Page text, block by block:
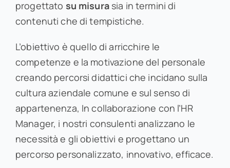
progettato su misurasia in termini di
contenuti che di tempistiche.
L’obiettivo è quello di arricchire le
competenze e la motivazione del personale
creando percorsi didattici che incidano sulla
cultura aziendale comune e sul senso di
appartenenza, In collaborazione con l’HR
Manager, i nostri consulenti analizzano le
necessità e gli obiettivi e progettano un
percorso personalizzato, innovativo, efficace.